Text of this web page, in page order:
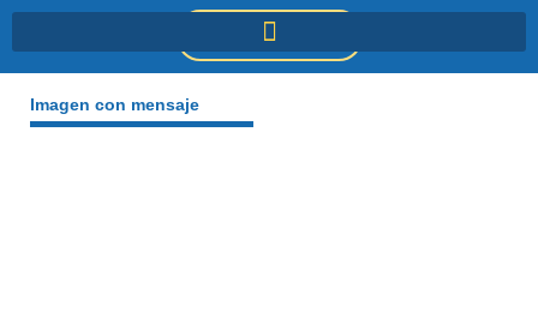
DONACIONES
Imagen con mensaje